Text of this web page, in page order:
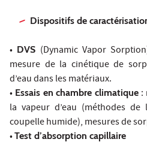
Dispositifs de
• DVS (Dynamic Vapor
mesure de la cinétique de
d’eau dans les matériaux.
• Essais en chambre climatique :
la vapeur d’eau (méthodes
coupelle humide), mesures de
•Test d’absorption capillaire